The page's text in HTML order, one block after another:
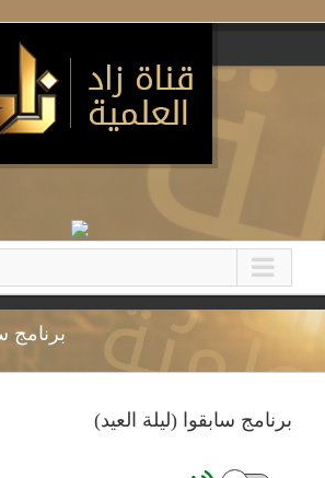
برنامج
برنامج سابقوا (ليلة العيد)